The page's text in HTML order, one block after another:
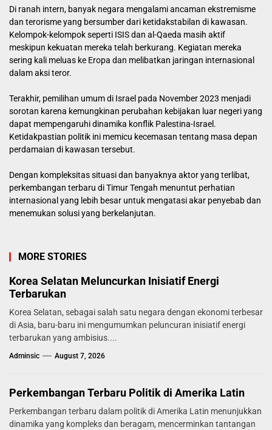
Di ranah intern, banyak negara mengalami ancaman ekstremisme
dan terorisme yang bersumber dari ketidakstabilan di kawasan.
Kelompok-kelompok seperti ISIS dan al-Qaeda masih aktif
meskipun kekuatan mereka telah berkurang. Kegiatan mereka
sering kali meluas ke Eropa dan melibatkan jaringan internasional
dalam aksi teror.
Terakhir, pemilihan umum di Israel pada November 2023 menjadi
sorotan karena kemungkinan perubahan kebijakan luar negeri yang
dapat mempengaruhi dinamika konflik Palestina-Israel.
Ketidakpastian politik ini memicu kecemasan tentang masa depan
perdamaian di kawasan tersebut.
Dengan kompleksitas situasi dan banyaknya aktor yang terlibat,
perkembangan terbaru di Timur Tengah menuntut perhatian
internasional yang lebih besar untuk mengatasi akar penyebab dan
menemukan solusi yang berkelanjutan.
MORE STORIES
Korea Selatan Meluncurkan Inisiatif Energi
Terbarukan
Korea Selatan, sebagai salah satu negara dengan ekonomi terbesar
di Asia, baru-baru ini mengumumkan peluncuran inisiatif energi
terbarukan yang ambisius....
Adminsic August 7, 2026
Perkembangan Terbaru Politik di Amerika Latin
Perkembangan terbaru dalam politik di Amerika Latin menunjukkan
dinamika yang kompleks dan beragam, mencerminkan tantangan